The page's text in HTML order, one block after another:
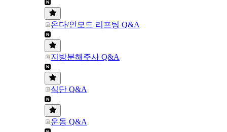
온다/인모드 리프팅 Q&A
지방분해주사 Q&A
식단 Q&A
운동 Q&A